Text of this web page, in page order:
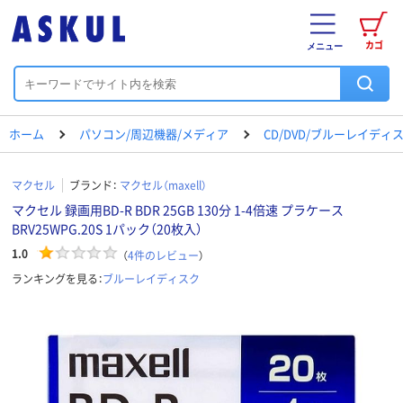
カゴ
メニュー
ホーム パソコン/周辺機器/メディア CD/DVD/ブルーレイディ
マクセル ブランド： マクセル（maxell）
マクセル 録画用BD-R BDR 25GB 130分 1-4倍速 プラケース
BRV25WPG.20S 1パック（20枚入）
1.0 （4件のレビュー）
ランキングを見る：ブルーレイディスク